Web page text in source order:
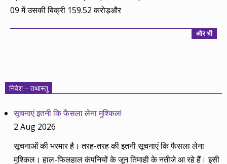
09 में उसकी बिक्री 159.52 करोड़और
और भी
निवेश – तथास्तु
सूचनाएं इतनी कि फैसला लेना मुश्किल!
2 Aug 2026
सूचनाओं की भरमार है। तरह-तरह की इतनी सूचनाएं कि फैसला लेना
मुश्किल। हाल-फिलहाल कंपनियों के जून तिमाही के नतीजे आ रहे हैं। इसी